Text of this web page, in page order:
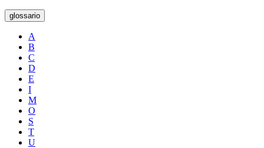
glossario
A
B
C
D
E
I
M
O
S
T
U